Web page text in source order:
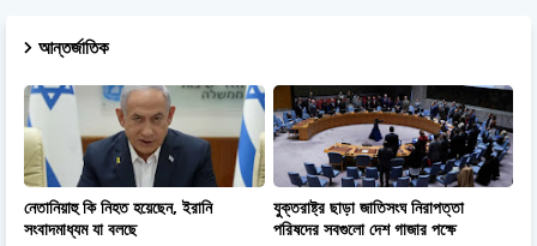
আন্তর্জাতিক
নেতানিয়াহু কি নিহত হয়েছেন, ইরানি
সংবাদমাধ্যম যা বলছে
যুক্তরাষ্ট্র ছাড়া জাতিসংঘ নিরাপত্তা
পরিষদের সবগুলো দেশ গাজার পক্ষে